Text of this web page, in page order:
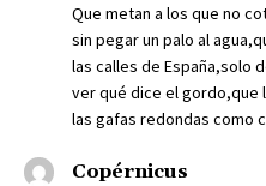
Que metan a los que no
sin pegar un palo al
las calles de España,solo
ver qué dice el gordo,que
las gafas redondas como
Copérnicus